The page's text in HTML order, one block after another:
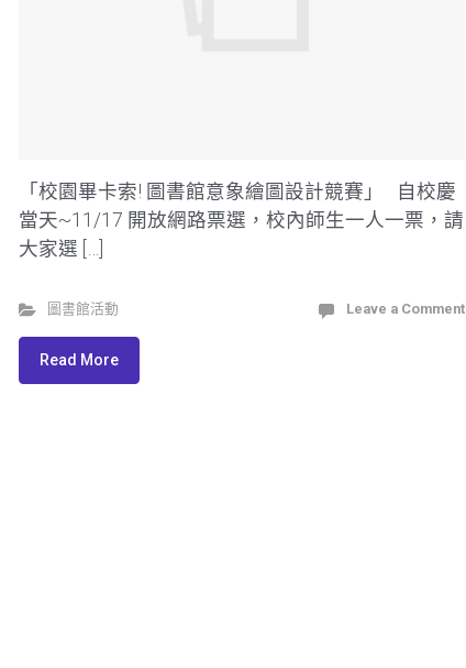
「校園畢卡索! 圖書館意象繪圖設計競賽」 自校慶
當天~11/17 開放網路票選，校內師生一人一票，請
大家選 […]
圖書館活動 Leave a Comment
Read More